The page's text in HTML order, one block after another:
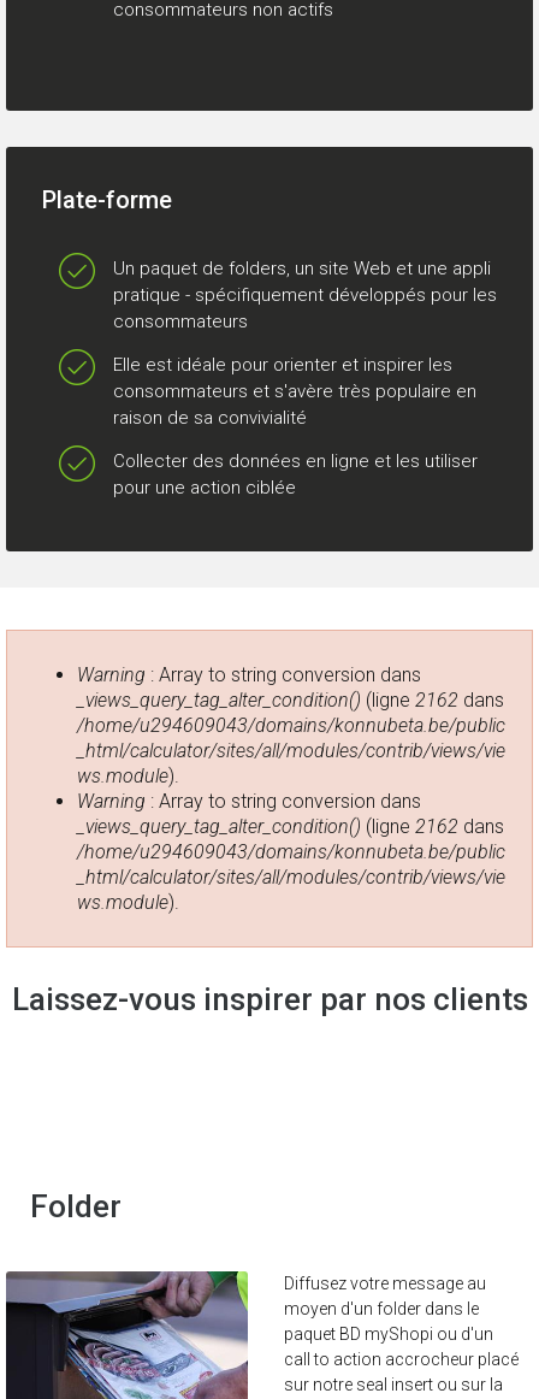
consommateurs non actifs
Plate-forme
Un paquet de folders, un site Web et une appli
pratique - spécifiquement développés pour les
consommateurs
Elle est idéale pour orienter et inspirer les
consommateurs et s'avère très populaire en
raison de sa convivialité
Collecter des données en ligne et les utiliser
pour une action ciblée
Message d'erreur
Warning : Array to string conversion dans
_views_query_tag_alter_condition() (ligne 2162 dans
/home/u294609043/domains/konnubeta.be/public
_html/calculator/sites/all/modules/contrib/views/vie
ws.module).
Warning : Array to string conversion dans
_views_query_tag_alter_condition() (ligne 2162 dans
/home/u294609043/domains/konnubeta.be/public
_html/calculator/sites/all/modules/contrib/views/vie
ws.module).
Laissez-vous inspirer par nos clients
Folder
Diffusez votre message au
moyen d'un folder dans le
paquet BD myShopi ou d'un
call to action accrocheur placé
sur notre seal insert ou sur la